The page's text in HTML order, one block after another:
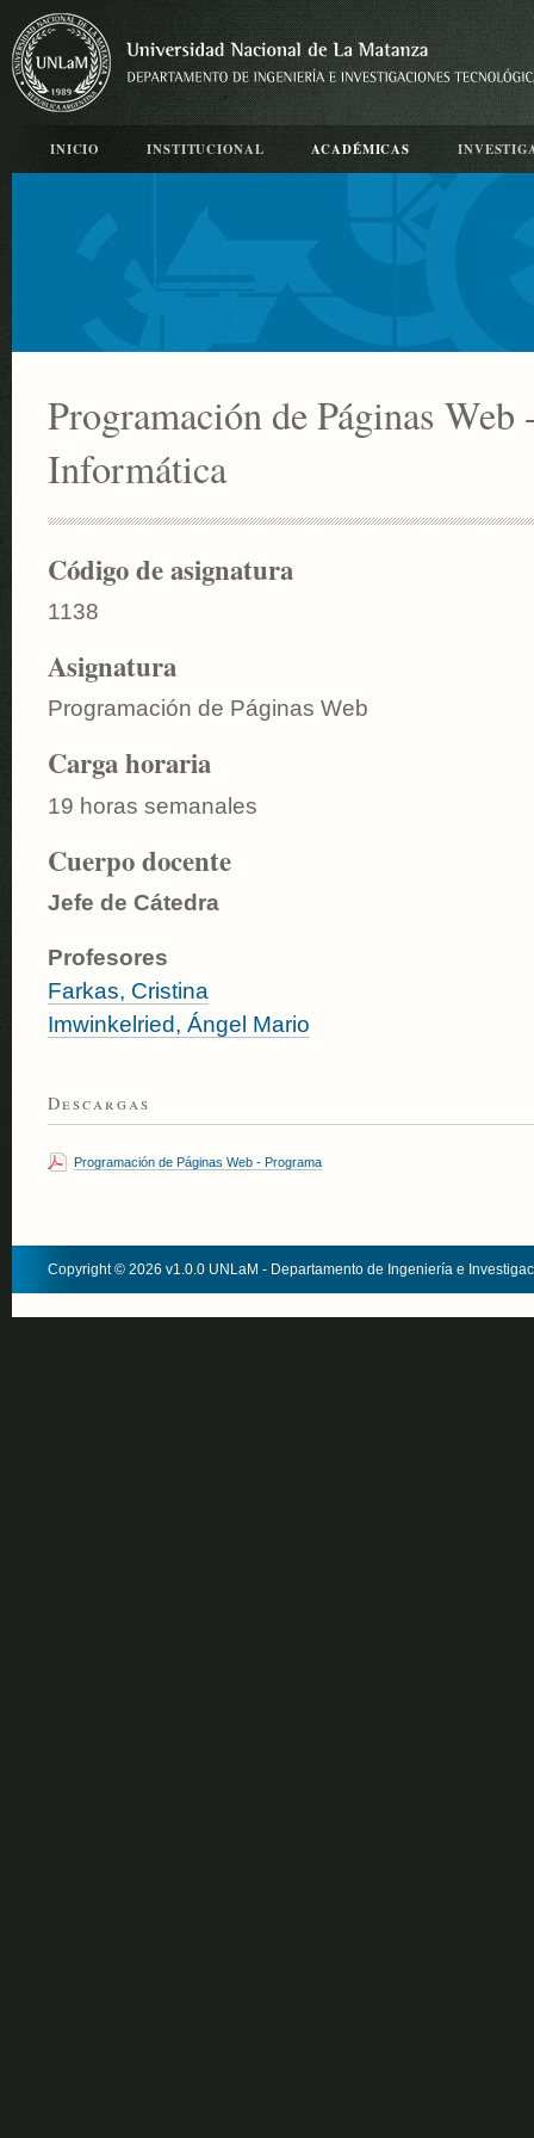
INICIO INSTITUCIONAL ACADÉMICAS
Programación de Páginas
Informática
Código de asignatura
1138
Asignatura
Programación de Páginas Web
Carga horaria
19 horas semanales
Cuerpo docente
Jefe de Cátedra
Profesores
Farkas, Cristina
Imwinkelried, Ángel Mario
Descargas
Programación de Páginas Web - Programa
Copyright © 2026 v1.0.0 UNLaM - Departamento de Ingeniería e